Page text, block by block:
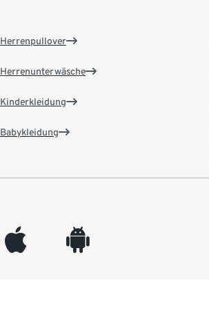
Herrenpullover
Herrenunterwäsche
Kinderkleidung
Babykleidung
appleinc android